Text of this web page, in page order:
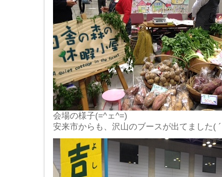
会場の様子(=^ェ^=)
安来市からも、沢山のブースが出てました